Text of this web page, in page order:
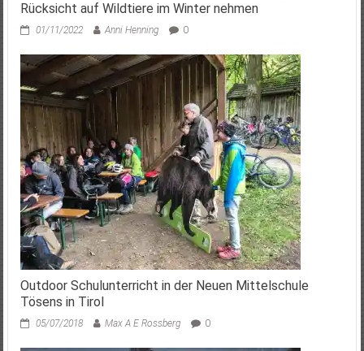
Rücksicht auf Wildtiere im Winter nehmen
01/11/2022 Anni Henning 0
Outdoor Schulunterricht in der Neuen Mittelschule
Tösens in Tirol
05/07/2018 Max A E Rossberg 0